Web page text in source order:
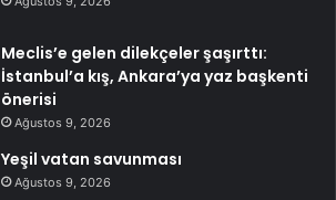
Meclis’e gelen dilekçeler şaşırttı:
İstanbul’a kış, Ankara’ya yaz başkenti
önerisi
Ağustos 9, 2026
Yeşil vatan savunması
Ağustos 9, 2026